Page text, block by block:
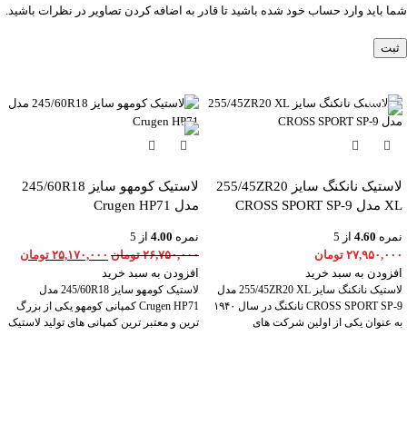
شما باید وارد حساب خود شده باشید تا قادر به اضافه کردن تصاویر در نظرات باشید.
لاستیک نانکنگ سایز 255/45ZR20
XL مدل CROSS SPORT SP-9
نمره 4.60 از 5
۲۷,۹۵۰,۰۰۰ تومان
افزودن به سبد خرید
لاستیک نانکنگ سایز 255/45ZR20 XL مدل
CROSS SPORT SP-9 نانکنگ در سال ۱۹۴۰
به عنوان یکی از اولین شرکت های
-6%
لاستیک کومهو سایز 245/60R18
مدل Crugen HP71
نمره 4.00 از 5
۲۶,۷۵۰,۰۰۰ تومان ۲۵,۱۷۰,۰۰۰ تومان
افزودن به سبد خرید
لاستیک کومهو سایز 245/60R18 مدل
Crugen HP71 کمپانی کومهو یکی از بزرگ
ترین و معتبر ترین کمپانی های تولید لاستیک